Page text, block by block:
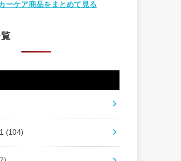
ーケア商品をまとめて見る
(104)